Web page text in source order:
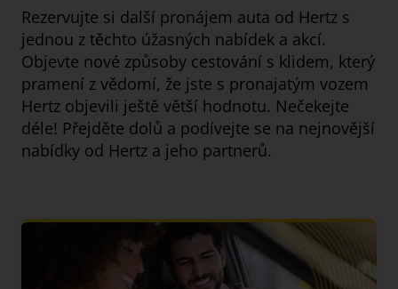
Rezervujte si další pronájem auta od Hertz s
jednou z těchto úžasných nabídek a akcí.
Objevte nové způsoby cestování s klidem, který
pramení z vědomí, že jste s pronajatým vozem
Hertz objevili ještě větší hodnotu. Nečekejte
déle! Přejděte dolů a podívejte se na nejnovější
nabídky od Hertz a jeho partnerů.